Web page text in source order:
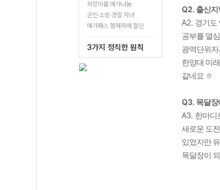
희망이룸 메가나눔
군인·소방·경찰 자녀
메가패스 형제자매 할인
3가지 정직한 원칙
Q2. 출신지
A2. 경기도
공부를 열
광역단위
한양대 미
같네요 ㅎ
Q3. 목달장
A3. 한마디
새로운 도
있었지만
목달장이